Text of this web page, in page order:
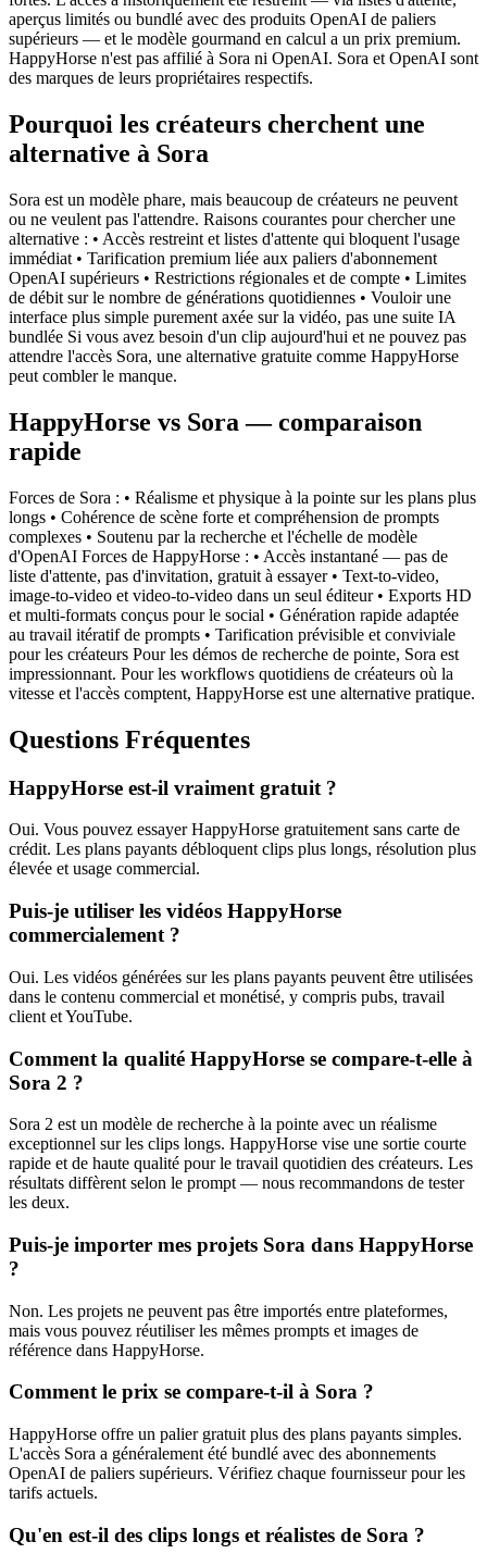
aperçus limités ou bundlé avec des produits OpenAI de paliers
supérieurs — et le modèle gourmand en calcul a un prix premium.
HappyHorse n'est pas affilié à Sora ni OpenAI. Sora et OpenAI sont
des marques de leurs propriétaires respectifs.
Pourquoi les créateurs cherchent une
alternative à Sora
Sora est un modèle phare, mais beaucoup de créateurs ne peuvent
ou ne veulent pas l'attendre. Raisons courantes pour chercher une
alternative : • Accès restreint et listes d'attente qui bloquent l'usage
immédiat • Tarification premium liée aux paliers d'abonnement
OpenAI supérieurs • Restrictions régionales et de compte • Limites
de débit sur le nombre de générations quotidiennes • Vouloir une
interface plus simple purement axée sur la vidéo, pas une suite IA
bundlée Si vous avez besoin d'un clip aujourd'hui et ne pouvez pas
attendre l'accès Sora, une alternative gratuite comme HappyHorse
peut combler le manque.
HappyHorse vs Sora — comparaison
rapide
Forces de Sora : • Réalisme et physique à la pointe sur les plans plus
longs • Cohérence de scène forte et compréhension de prompts
complexes • Soutenu par la recherche et l'échelle de modèle
d'OpenAI Forces de HappyHorse : • Accès instantané — pas de
liste d'attente, pas d'invitation, gratuit à essayer • Text-to-video,
image-to-video et video-to-video dans un seul éditeur • Exports HD
et multi-formats conçus pour le social • Génération rapide adaptée
au travail itératif de prompts • Tarification prévisible et conviviale
pour les créateurs Pour les démos de recherche de pointe, Sora est
impressionnant. Pour les workflows quotidiens de créateurs où la
vitesse et l'accès comptent, HappyHorse est une alternative pratique.
Questions Fréquentes
HappyHorse est-il vraiment gratuit ?
Oui. Vous pouvez essayer HappyHorse gratuitement sans carte de
crédit. Les plans payants débloquent clips plus longs, résolution plus
élevée et usage commercial.
Puis-je utiliser les vidéos HappyHorse
commercialement ?
Oui. Les vidéos générées sur les plans payants peuvent être utilisées
dans le contenu commercial et monétisé, y compris pubs, travail
client et YouTube.
Comment la qualité HappyHorse se compare-t-elle à
Sora 2 ?
Sora 2 est un modèle de recherche à la pointe avec un réalisme
exceptionnel sur les clips longs. HappyHorse vise une sortie courte
rapide et de haute qualité pour le travail quotidien des créateurs. Les
résultats diffèrent selon le prompt — nous recommandons de tester
les deux.
Puis-je importer mes projets Sora dans HappyHorse
?
Non. Les projets ne peuvent pas être importés entre plateformes,
mais vous pouvez réutiliser les mêmes prompts et images de
référence dans HappyHorse.
Comment le prix se compare-t-il à Sora ?
HappyHorse offre un palier gratuit plus des plans payants simples.
L'accès Sora a généralement été bundlé avec des abonnements
OpenAI de paliers supérieurs. Vérifiez chaque fournisseur pour les
tarifs actuels.
Qu'en est-il des clips longs et réalistes de Sora ?